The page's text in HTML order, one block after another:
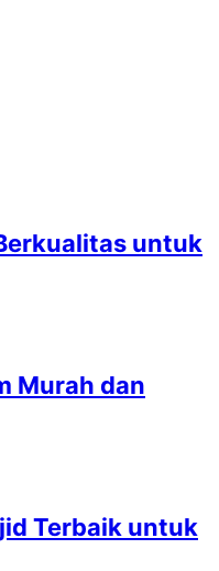
untuk
Murah dan
Terbaik untuk